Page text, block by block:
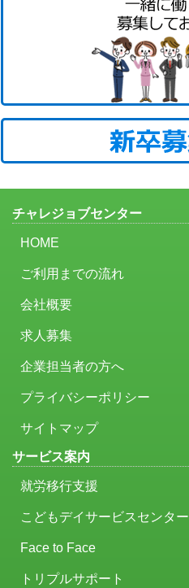
チャレジョブセンター
HOME
ご利用までの流れ
会社概要
求人募集
企業担当者の方へ
プライバシーポリシー
サイトマップ
サービス案内
就労移行支援
こどもデイサービスセンター
Face to Face
トリプルサポート